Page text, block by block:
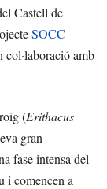
Castell de
SOCC
col·laboració amb
(Erithacus
gran
fase intensa del
i comencen a